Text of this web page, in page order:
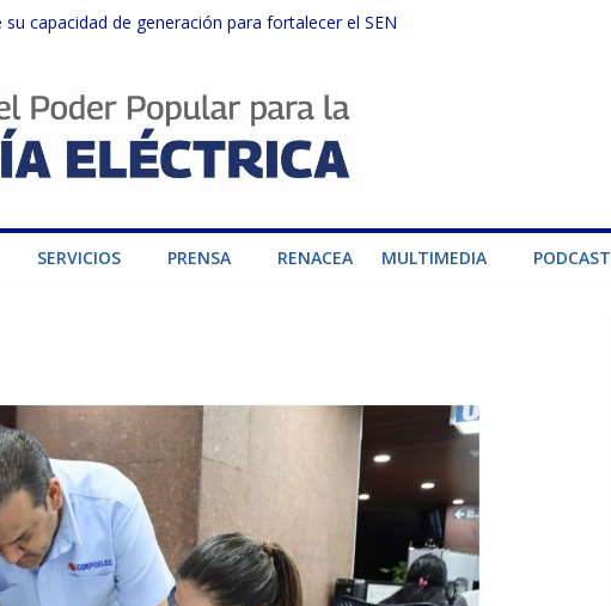
capacidad de generación para fortalecer el SEN
infraestructuras eléctricas afectadas por los sismos
con el sector privado para fortalecer el SEN ante el «Súper Niño»
en instalaciones del SEN en Carabobo
para fortalecer el SEN ante el fenómeno de El Niño
SERVICIOS PRENSA RENACEA MULTIMEDIA PODCAST